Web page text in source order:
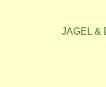
JAGEL &